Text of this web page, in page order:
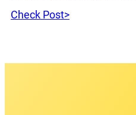
Check Post>